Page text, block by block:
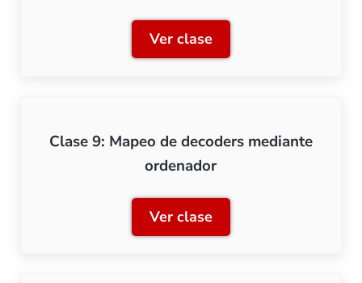
Ver claseClase 8: Practicando el
Clase 9: Mapeo de decoders mediante
ordenador
Ver claseClase 9: Mapeo de